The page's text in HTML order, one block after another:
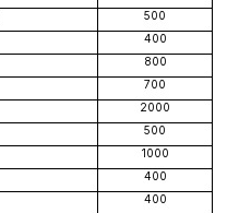
500
400
800
700
2000
500
1000
400
400